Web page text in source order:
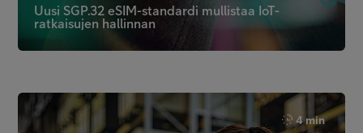
Uusi SGP.32 eSIM-standardi mullistaa IoT-
ratkaisujen hallinnan
4 min